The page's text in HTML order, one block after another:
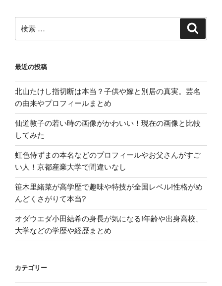
の
方
法”
の
索:
最近の投稿
北山たけし指切断は本当？子供や嫁と別居の真実。芸名
の由来やプロフィールまとめ
仙道敦子の若い時の画像がかわいい！現在の画像と比較
してみた
虹色侍ずまの本名などのプロフィールやお父さんがすご
い人！京都産業大学で間違いなし
笹木里緒菜が高学歴で趣味や特技が全国レベル!性格がめ
んどくさがりて本当?
オダウエダ小田結希の身長が気になる!年齢や出身高校、
大学などの学歴や経歴まとめ
カテゴリー